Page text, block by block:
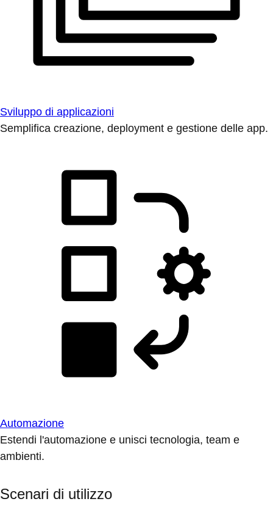
Sviluppo di applicazioni
Semplifica creazione, deployment e gestione delle app.
Automazione
Estendi l'automazione e unisci tecnologia, team e
ambienti.
Scenari di utilizzo